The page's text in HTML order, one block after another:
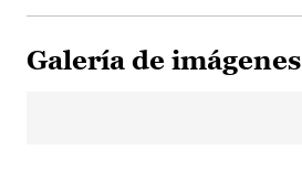
Galería de imágenes